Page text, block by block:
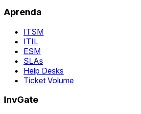
Aprenda
ITSM
ITIL
ESM
SLAs
Help Desks
Ticket Volume
InvGate